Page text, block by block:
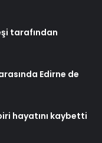
tarafından
Edirne de
hayatını kaybetti